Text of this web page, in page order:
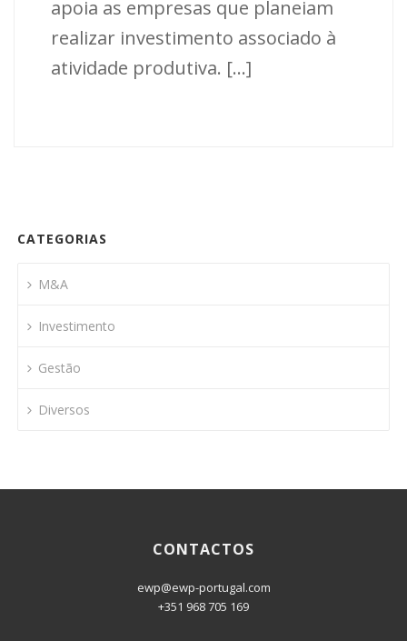
apoia as empresas que planeiam
realizar investimento associado à
atividade produtiva. [...]
CATEGORIAS
M&A
Investimento
Gestão
Diversos
CONTACTOS
ewp@ewp-portugal.com
+351 968 705 169